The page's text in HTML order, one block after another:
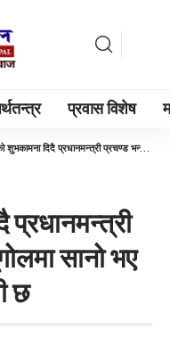
प्रवास विशेष
दिदै प्रधानमन्त्री प्रचण्ड भन्नुहुन्छ देश भूगोलमा सानो भए पनि सभ्यतामा वैभवशाली छ
प्रधानमन्त्री
सानो भए
छ